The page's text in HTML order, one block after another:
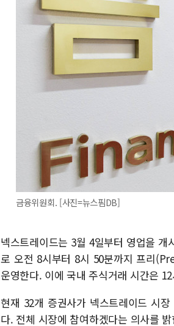
금융위원회. [사진=뉴스핌DB]
넥스트레이드는 3월 4일부터 영업을
로 오전 8시부터 8시 50분까지 프리
운영한다. 이에 국내 주식거래 시간은
현재 32개 증권사가 넥스트레이드 시
다. 전체 시장에 참여하겠다는 의사를